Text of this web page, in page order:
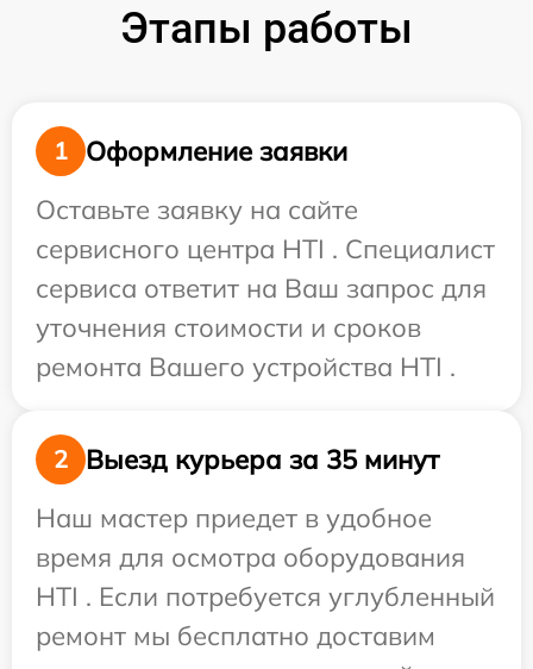
Этапы работы
1
Оформление заявки
Оставьте заявку на сайте
сервисного центра HTI . Специалист
сервиса ответит на Ваш запрос для
уточнения стоимости и сроков
ремонта Вашего устройства HTI .
2
Выезд курьера за 35 минут
Наш мастер приедет в удобное
время для осмотра оборудования
HTI . Если потребуется углубленный
ремонт мы бесплатно доставим